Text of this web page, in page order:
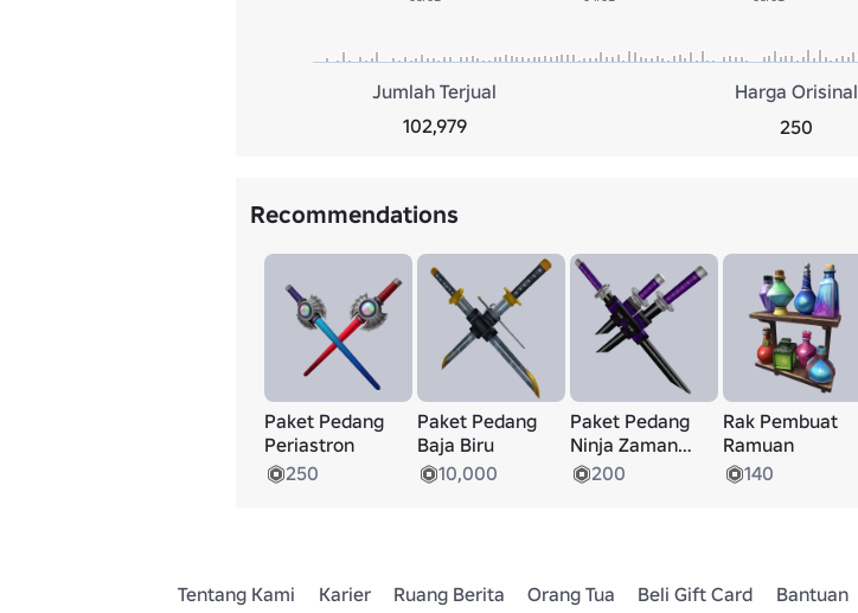
Jumlah Terjual
102,979
Harga Orisinal
250
Recommendations
Paket Pedang
Periastron
250
Paket Pedang
Baja Biru
10,000
Paket Pedang
Ninja Zaman
Gelap
200
Rak Pembuat
Ramuan
140
Tentang Kami Karier Ruang Berita Orang Tua Beli Gift Card Bantuan